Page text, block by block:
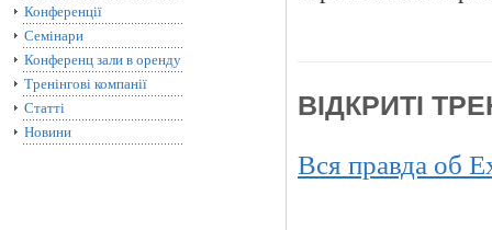
Конференції
Семінари
Конференц зали в оренду
Тренінгові компанії
Статті
Новини
ВІДКРИТІ
Вся правда об